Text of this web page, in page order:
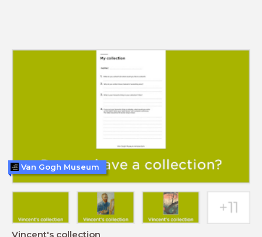
Vincent's collection
Van Gogh Museum